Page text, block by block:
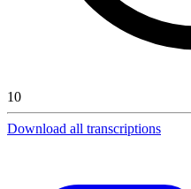
10
Download all transcriptions